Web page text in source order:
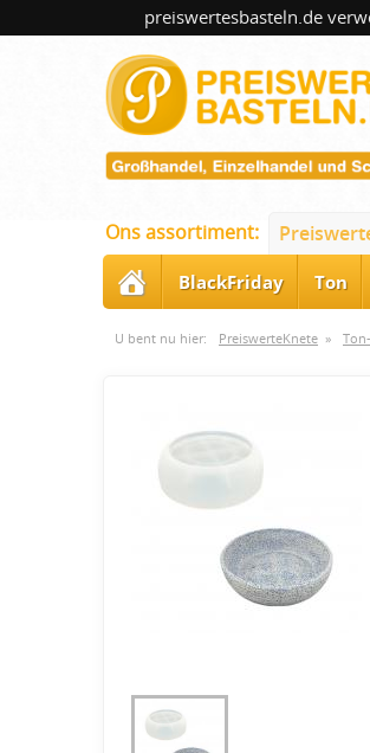
preiswertesbasteln.de
Ons assortiment:
BlackFriday Ton
U bent nu hier: PreiswerteKnete »